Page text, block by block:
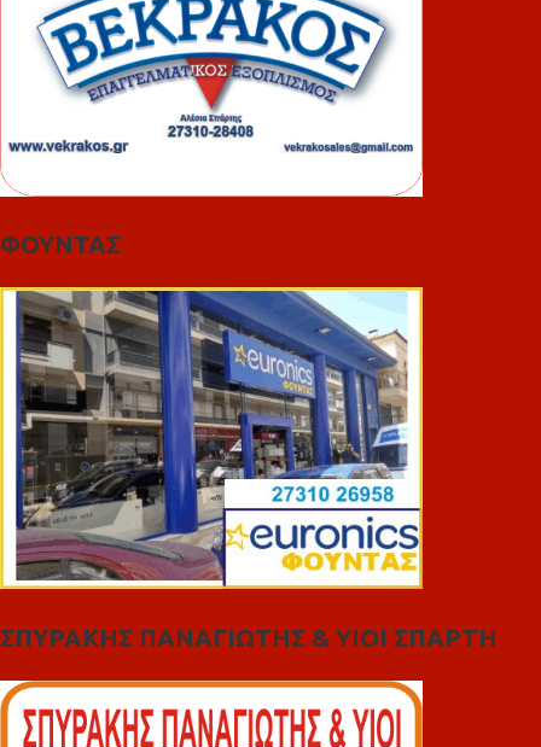
ΦΟΥΝΤΑΣ
ΣΠΥΡΑΚΗΣ ΠΑΝΑΓΙΩΤΗΣ & YIOI ΣΠΑΡΤΗ